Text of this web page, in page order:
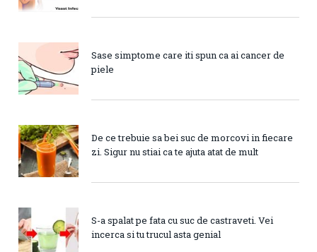
Sase simptome care iti spun ca ai cancer de
piele
De ce trebuie sa bei suc de morcovi in fiecare
zi. Sigur nu stiai ca te ajuta atat de mult
S-a spalat pe fata cu suc de castraveti. Vei
incerca si tu trucul asta genial